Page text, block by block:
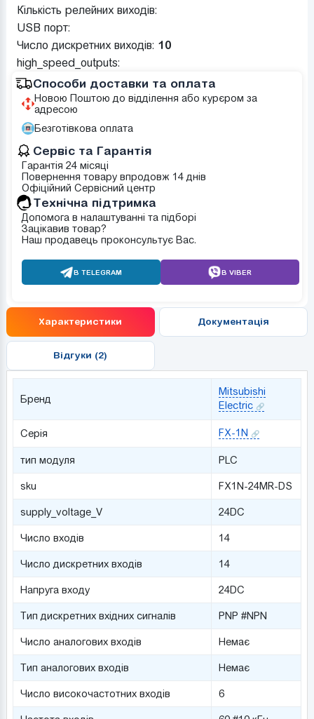
Кількість релейних виходів:
USB порт:
Число дискретних виходів: 10
high_speed_outputs:
Способи доставки та оплата
Новою Поштою до відділення або курєром за
адресою
Безготівкова оплата
Сервіс та Гарантія
Гарантія 24 місяці
Повернення товару впродовж 14 днів
Офіційний Сервісний центр
Tехнічна підтримка
Допомога в налаштуванні та підборі
Зацікавив товар?
Наш продавець проконсультує Вас.
В TELEGRAM В VIBER
Характеристики Документація
Відгуки (2)
Бренд
Mitsubishi
Electric
Серія FX-1N
тип модуля PLC
sku FX1N-24MR-DS
supply_voltage_V 24DC
Число входів 14
Число дискретних входів 14
Напруга входу 24DC
Тип дискретних вхідних сигналів PNP #NPN
Число аналогових входів Немає
Тип аналогових входів Немає
Число високочастотних входів 6